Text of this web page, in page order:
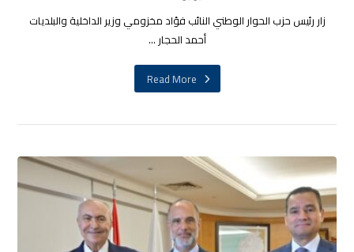
زار رئيس حزب الحوار الوطني النائب فؤاد مخزومي وزير الداخلية والبلديات
أحمد الحجار ...
Read More